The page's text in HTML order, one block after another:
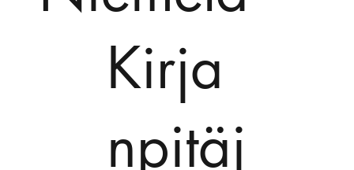
Kirja
npitäj